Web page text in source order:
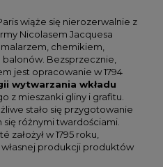
wiąże się nierozerwalnie z
Nicolasem Jacquesa
chemikiem,
Bezsprzecznie,
jest opracowanie w 1794
wytwarzania wkładu
z mieszanki gliny i grafitu.
stało się przygotowanie
różnymi twardościami.
w 1795 roku,
produkcji produktów